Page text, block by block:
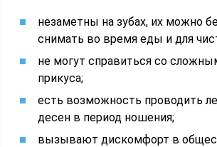
незаметны на зубах, их можно
снимать во время еды и для
не могут справиться со
прикуса;
есть возможность проводить
десен в период ношения;
вызывают дискомфорт в